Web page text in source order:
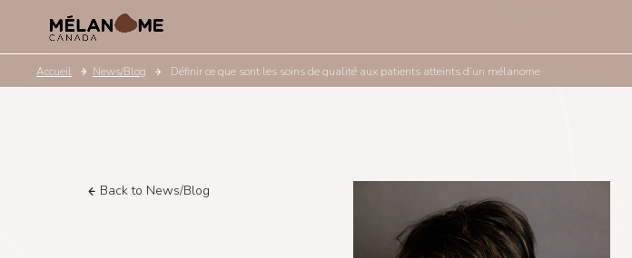
Accueil News/Blog Définir ce que sont les soins de qualité aux patients atteints d’un mélanome
Back to News/Blog